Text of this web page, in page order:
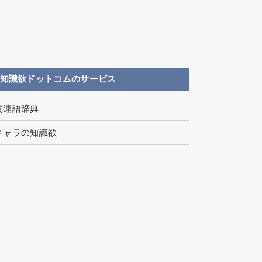
知識欲ドットコムのサービス
連語辞典
ャラの知識欲